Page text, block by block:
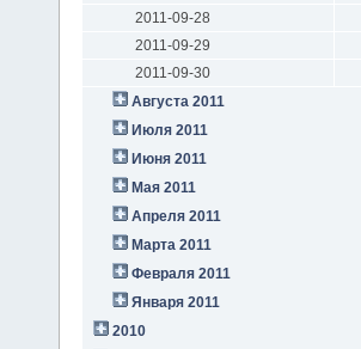
2011-09-28
2011-09-29
2011-09-30
Августа 2011
Июля 2011
Июня 2011
Мая 2011
Апреля 2011
Марта 2011
Февраля 2011
Января 2011
2010